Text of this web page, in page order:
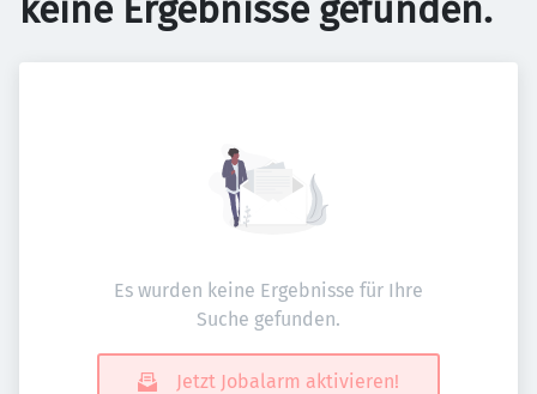
keine Ergebnisse gefunden.
Es wurden keine Ergebnisse für Ihre
Suche gefunden.
Jetzt Jobalarm aktivieren!